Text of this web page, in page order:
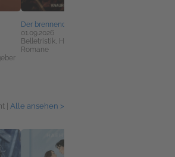
Der brennende Himmel
01.09.2026
Belletristik, Historische
Romane
| Alle ansehen >